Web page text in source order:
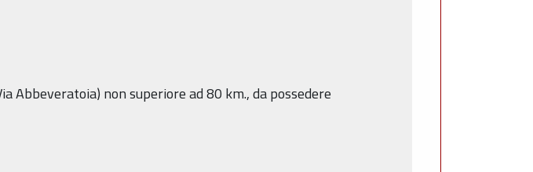
Abbeveratoia) non superiore ad 80 km., da possedere